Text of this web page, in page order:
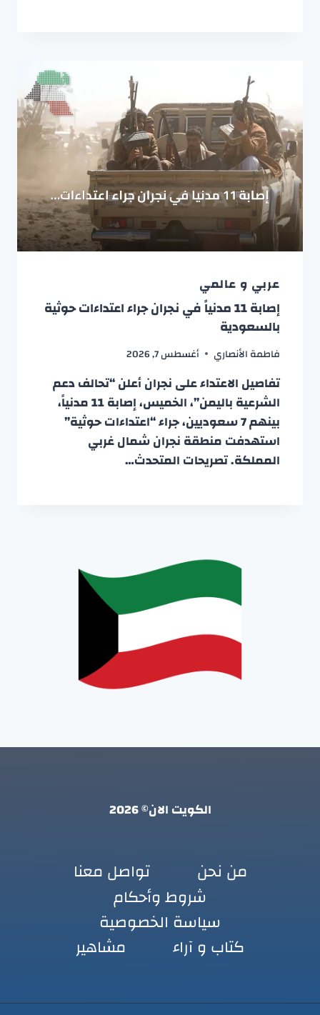
عربي و عالمي
إصابة 11 مدنياً في نجران جراء اعتداءات حوثية
بالسعودية
فاطمة الأنصاري أغسطس 7, 2026
تفاصيل الاعتداء على نجران أعلن “تحالف دعم
الشرعية باليمن”، الخميس، إصابة 11 مدنياً،
بينهم 7 سعوديين، جراء “اعتداءات حوثية”
استهدفت منطقة نجران شمال غربي
المملكة. تصريحات المتحدث…
الكويت الان© 2026
من نحن
تواصل معنا
شروط وأحكام
سياسة الخصوصية
كتاب و آراء
مشاهير